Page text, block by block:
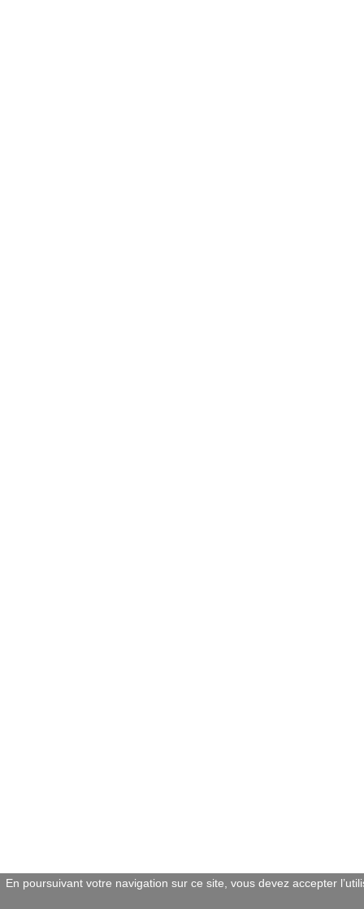
En poursuivant votre navigation sur ce site, vous devez accepter